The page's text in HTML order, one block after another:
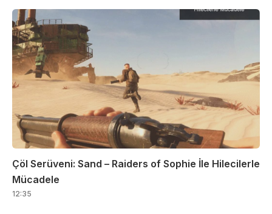
Çöl Serüveni: Sand – Raiders of Sophie İle Hilecilerle
Mücadele
12:35